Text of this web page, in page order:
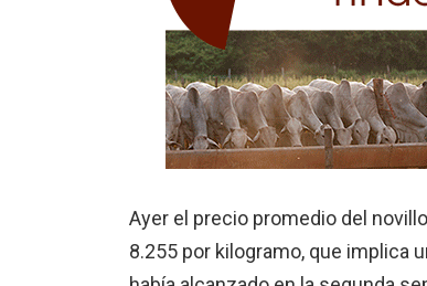
Ayer el precio promedio del
8.255 por kilogramo, que implica